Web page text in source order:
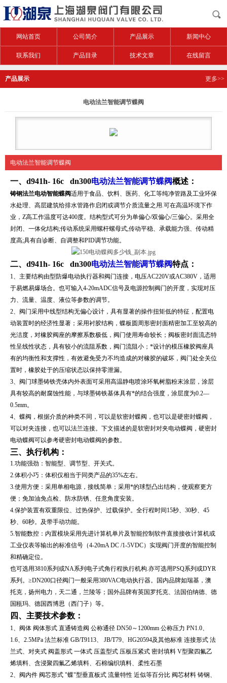
网站首页 公司简介 产品展示 新闻中心
联系我们 产品目录 技术文章 在线留言
产品展示 更多>>
电动法兰智能调节蝶阀
电动法兰智能调节蝶阀
一、d941h- 16c dn300电动法兰智能调节蝶阀概述：
铸钢法兰电动智能蝶阀适用于食品、饮料、医药、化工等纯净管路及工业环保
水处理、高层建筑给排水管路作启闭或调节介质流量之用.可在高温环境下作
业，Z高工作温度可达400度。结构型式可分为单偏心/双偏心/三偏心。采用全
封闭、一体化结构;传动系统采用螺杆螺母式,传动平稳、承载能力强、传动精
度高;具有自诊断、自调整和PID调节功能。
二、d941h- 16c dn300电动法兰智能调节蝶阀特点：
1、主要结构由型防爆电动执行器和阀门连接，电压AC220V或AC380V，适用
于易燃易爆场合。也可输入4-20mADC信号及电源控制阀门的开度，实现对压
力、流量、温度、液位等参数的调节。
2、阀门采用中线型结构无偏心设计，具有显著的操作扭矩低的特征，配置电
动装置时的经济性显著；采用衬胶结构，蝶板圆周形密封面精密加工至较高的
光洁度，对橡胶阀座的摩擦系数极低，阀门使用寿命较长；阀板密封面流态特
性呈线性状态，具有较小的流阻系数，阀门流阻小；*设计的模压橡胶阀座具
有的均衡性和支撑性，有效避免受力不均造成的对橡胶的破坏，阀门处全关位
置时，橡胶处于的压缩状态以保持零泄漏。
3、阀门球墨铸铁壳体内外表面可采用高温静电喷涂环氧树脂粉末涂层，涂层
具有较高的耐腐蚀性能，与球墨铸铁基体具有*的结合强度，涂层度为0.2—
0.5mm。
4、蝶阀，根据介质的种类不同，可以是软密封蝶阀，也可以是硬密封蝶阀，
可以对夹连接，也可以法兰连接。下文描述的是软密封对夹电动蝶阀，硬密封
电动蝶阀可以参考硬密封电动蝶阀的参数。
三、 执行机构：
1.功能强劲：智能型、调节型、开关式。
2.体积小巧：体积仅相当于同类产品的35%左右。
3.使用方便：采用单相电源，接线简单；采用*的球型凸出结构，使观察更方
便；免加油免点检、防水防锈、任意角度安装。
4.保护装置有双重限位、过热保护、过载保护。全行程时间15秒、30秒、45
秒、60秒。及带手动功能。
5.智能数控：内置模块采用先进计算机单片及智能控制软件直接接收计算机或
工业仪表等输出的标准信号（4-20mA DC /1-5VDC）实现阀门开度的智能控制
和精确定位。
也可选用3810系列或NA系列电子式角行程执行机构.亦可选用PSQ系列或DYR
系列。≥DN200口径阀门一般采用380VAC电动执行器。国内品牌如瑞基，澳
托克，扬州电力，天二通，兰陵等；国外品牌有英国罗托克、法国伯纳德、德
国瓯玛、德国西博思（西门子）等。
四、主要技术参数：
1、阀体 阀体形式 直通铸造阀 公称通径 DN50～1200mm 公称压力 PN1.0、
1.6、2.5MPa 法兰标准 GB/T9113、 JB/T79、HG20594及其他标准 连接形式 法
兰式、对夹式 阀盖形式 一体式 压盖型式 压板压紧式 密封填料 V型聚四氟乙
烯填料、含浸聚四氟乙烯填料、石棉编织填料、柔性石墨
2、阀内件 阀芯形式 "蝶"型垂直板式 流量特性 近似等百分比 阀芯材料 铸钢、